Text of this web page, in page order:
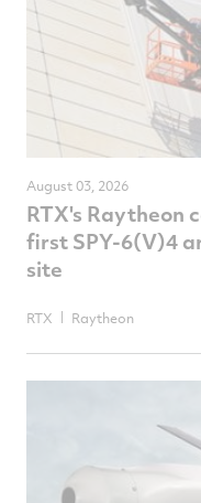
August 03, 2026
RTX's Raytheon
first SPY-6(V)4
site
RTX Raytheon